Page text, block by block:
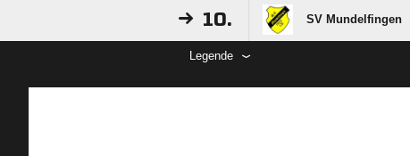
10. SV Mundelfingen
Legende